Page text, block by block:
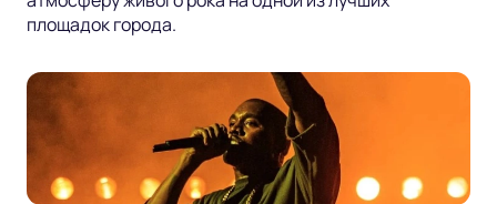
площадок города.